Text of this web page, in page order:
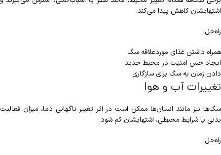
اشتهایشان کاهش پیدا می‌کند.
راه‌حل:
همراه داشتن غذای موردعلاقه سگ
ایجاد حس امنیت در محیط جدید
دادن زمان به سگ برای سازگاری
تغییرات آب ‌و هوا
سگ‌ها نیز مانند انسان‌ها ممکن است در اثر تغییر ناگهانی دما، میزان فعالیت
بدنی یا شرایط محیطی، اشتهایشان کم شود.
راه‌حل: